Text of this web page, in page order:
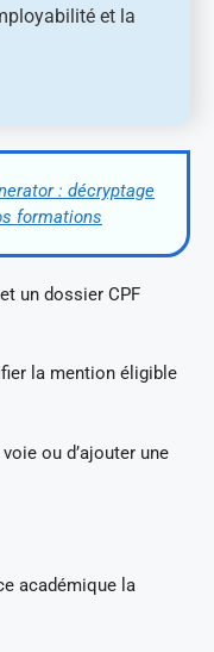
et la
: décryptage
formations
un dossier CPF
la mention éligible
ou d’ajouter une
académique la